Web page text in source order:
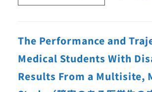
The Performance and
Medical Students With
Results From a Multisite,